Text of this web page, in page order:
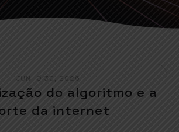
JUNHO 30, 2026
do algoritmo e a
da internet